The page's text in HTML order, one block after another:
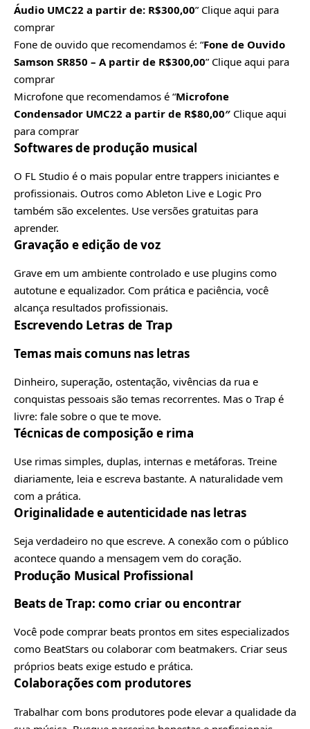
Áudio UMC22 a partir de: R$300,00” Clique aqui para
comprar
Fone de ouvido que recomendamos é: “Fone de Ouvido
Samson SR850 – A partir de R$300,00” Clique aqui para
comprar
Microfone que recomendamos é “Microfone
Condensador UMC22 a partir de R$80,00″ Clique aqui
para comprar
Softwares de produção musical
O FL Studio é o mais popular entre trappers iniciantes e
profissionais. Outros como Ableton Live e Logic Pro
também são excelentes. Use versões gratuitas para
aprender.
Gravação e edição de voz
Grave em um ambiente controlado e use plugins como
autotune e equalizador. Com prática e paciência, você
alcança resultados profissionais.
Escrevendo Letras de Trap
Temas mais comuns nas letras
Dinheiro, superação, ostentação, vivências da rua e
conquistas pessoais são temas recorrentes. Mas o Trap é
livre: fale sobre o que te move.
Técnicas de composição e rima
Use rimas simples, duplas, internas e metáforas. Treine
diariamente, leia e escreva bastante. A naturalidade vem
com a prática.
Originalidade e autenticidade nas letras
Seja verdadeiro no que escreve. A conexão com o público
acontece quando a mensagem vem do coração.
Produção Musical Profissional
Beats de Trap: como criar ou encontrar
Você pode comprar beats prontos em sites especializados
como BeatStars ou colaborar com beatmakers. Criar seus
próprios beats exige estudo e prática.
Colaborações com produtores
Trabalhar com bons produtores pode elevar a qualidade da